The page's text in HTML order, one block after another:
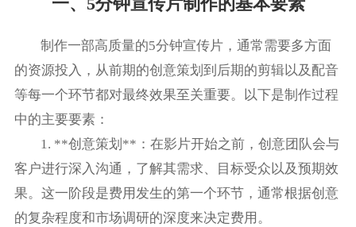
制作一部高质量的5分钟宣传片，通常需要多方面
的资源投入，从前期的创意策划到后期的剪辑以及配音
等每一个环节都对最终效果至关重要。以下是制作过程
中的主要要素：
1. **创意策划**：在影片开始之前，创意团队会与
客户进行深入沟通，了解其需求、目标受众以及预期效
果。这一阶段是费用发生的第一个环节，通常根据创意
的复杂程度和市场调研的深度来决定费用。